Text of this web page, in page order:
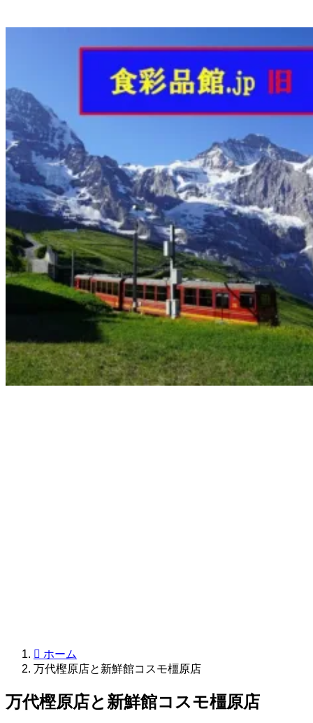
ホーム
万代樫原店と新鮮館コスモ橿原店
万代樫原店と新鮮館コスモ橿原店